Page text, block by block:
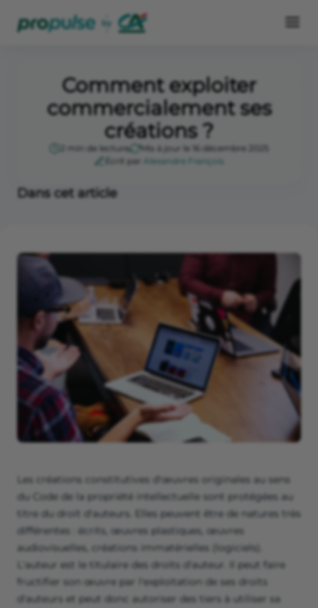
Comment exploiter
commercialement ses
créations ?
2 min de lecture
Mis à jour le 16 décembre 2025
Écrit par
Alexandre François
Dans cet article
Les créations constitutives d'œuvres originales au sens
du Code de la propriété intellectuelle sont protégées au
titre du droit d'auteurs. Elles peuvent être de natures très
différentes : écrits, œuvres plastiques, œuvres
audiovisuelles, créations immatérielles (logiciels).
L'auteur est le titulaire des droits d'auteur. Il peut faire
fructifier son œuvre par l'exploitation de ses droits
d'auteurs et peut donc autoriser des tiers à utiliser sa